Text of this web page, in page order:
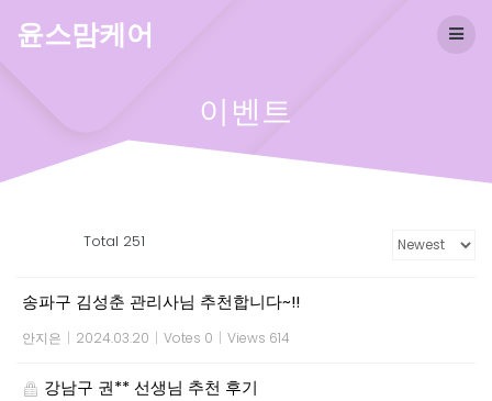
윤스맘케어
이벤트
Total 251
송파구 김성춘 관리사님 추천합니다~!!
안지은 | 2024.03.20 | Votes 0 | Views 614
강남구 권** 선생님 추천 후기